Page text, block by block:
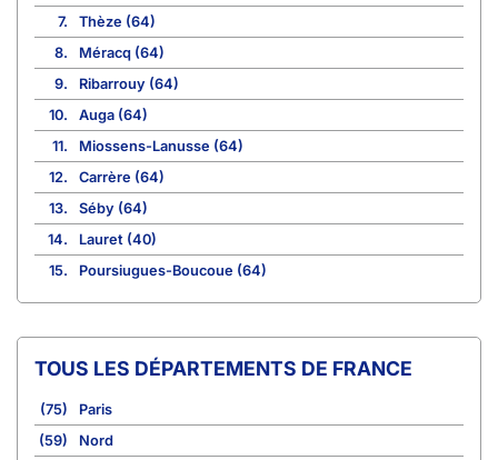
7.
Thèze (64)
8.
Méracq (64)
9.
Ribarrouy (64)
10.
Auga (64)
11.
Miossens-Lanusse (64)
12.
Carrère (64)
13.
Séby (64)
14.
Lauret (40)
15.
Poursiugues-Boucoue (64)
TOUS LES DÉPARTEMENTS DE FRANCE
(75)
Paris
(59)
Nord